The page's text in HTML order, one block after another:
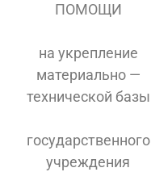
ПОМОЩИ
на укрепление
материально —
технической базы
государственного
учреждения